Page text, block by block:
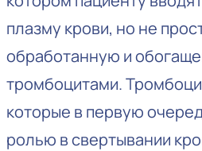
плазму крови, но не
обработанную и
тромбоцитами.
которые в первую
ролью в свертывании